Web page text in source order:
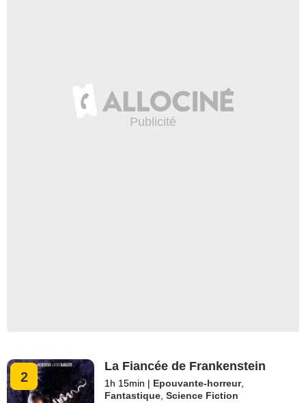
2
La Fiancée de Frankenstein
1h 15min | Epouvante-horreur,
Fantastique ,Science Fiction